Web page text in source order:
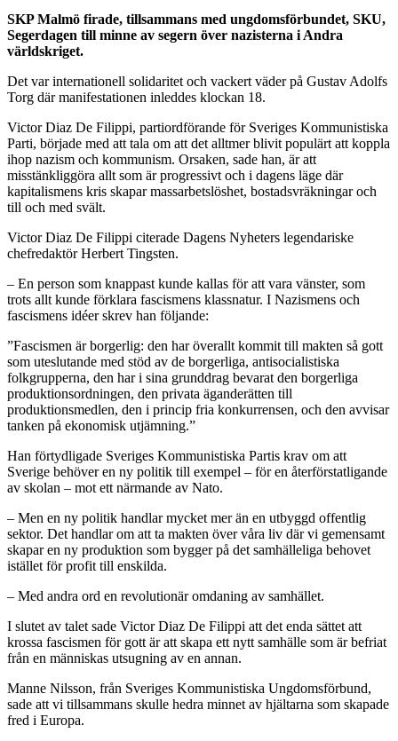
SKP Malmö firade, tillsammans med ungdomsförbundet, SKU,
Segerdagen till minne av segern över nazisterna i Andra
världskriget.
Det var internationell solidaritet och vackert väder på Gustav Adolfs
Torg där manifestationen inleddes klockan 18.
Victor Diaz De Filippi, partiordförande för Sveriges Kommunistiska
Parti, började med att tala om att det alltmer blivit populärt att koppla
ihop nazism och kommunism. Orsaken, sade han, är att
misstänkliggöra allt som är progressivt och i dagens läge där
kapitalismens kris skapar massarbetslöshet, bostadsvräkningar och
till och med svält.
Victor Diaz De Filippi citerade Dagens Nyheters legendariske
chefredaktör Herbert Tingsten.
– En person som knappast kunde kallas för att vara vänster, som
trots allt kunde förklara fascismens klassnatur. I Nazismens och
fascismens idéer skrev han följande:
”Fascismen är borgerlig: den har överallt kommit till makten så gott
som uteslutande med stöd av de borgerliga, antisocialistiska
folkgrupperna, den har i sina grunddrag bevarat den borgerliga
produktionsordningen, den privata äganderätten till
produktionsmedlen, den i princip fria konkurrensen, och den avvisar
tanken på ekonomisk utjämning.”
Han förtydligade Sveriges Kommunistiska Partis krav om att
Sverige behöver en ny politik till exempel – för en återförstatligande
av skolan – mot ett närmande av Nato.
– Men en ny politik handlar mycket mer än en utbyggd offentlig
sektor. Det handlar om att ta makten över våra liv där vi gemensamt
skapar en ny produktion som bygger på det samhälleliga behovet
istället för profit till enskilda.
– Med andra ord en revolutionär omdaning av samhället.
I slutet av talet sade Victor Diaz De Filippi att det enda sättet att
krossa fascismen för gott är att skapa ett nytt samhälle som är befriat
från en människas utsugning av en annan.
Manne Nilsson, från Sveriges Kommunistiska Ungdomsförbund,
sade att vi tillsammans skulle hedra minnet av hjältarna som skapade
fred i Europa.